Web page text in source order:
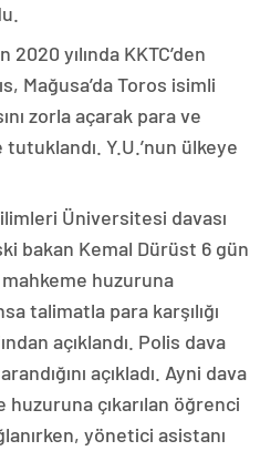
2020 yılında KKTC’den
Mağusa’da Toros isimli
zorla açarak para ve
Y.U.’nun ülkeye
Üniversitesi davası
bakan Kemal Dürüst 6 gün
huzuruna
talimatla para karşılığı
açıklandı. Polis dava
açıkladı. Ayni dava
huzuruna çıkarılan öğrenci
yönetici asistanı